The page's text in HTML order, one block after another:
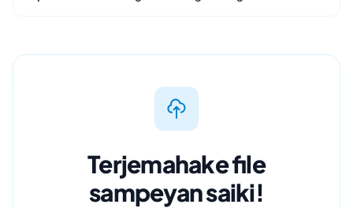
Terjemahake file
sampeyan saiki!